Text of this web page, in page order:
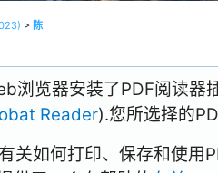
> 陈
浏览器安装了PDF阅读器
Reader).您所选择的
关如何打印、保存和使用